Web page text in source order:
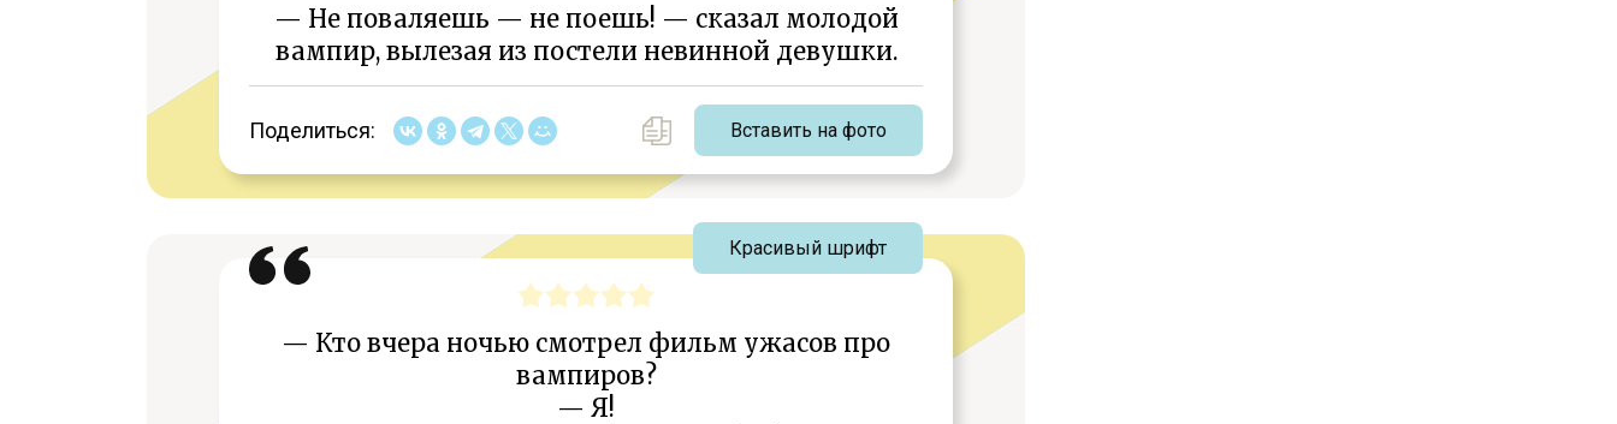
— Не поваляешь — не поешь! — сказал молодой
вампир, вылезая из постели невинной девушки.
Поделиться: Вставить на фото
— Кто вчера ночью смотрел фильм ужасов про
вампиров?
— Я!
Красивый шрифт